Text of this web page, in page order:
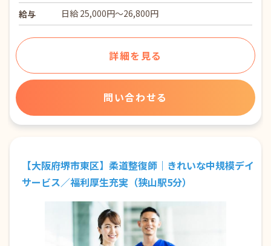
給与
日給 25,000円～26,800円
詳細を見る
問い合わせる
【大阪府堺市東区】柔道整復師｜きれいな中規模デイ
サービス／福利厚生充実（狭山駅5分）